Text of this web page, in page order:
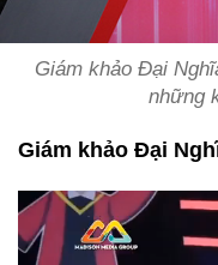
Giám khảo Đại
những
Giám khảo Đại